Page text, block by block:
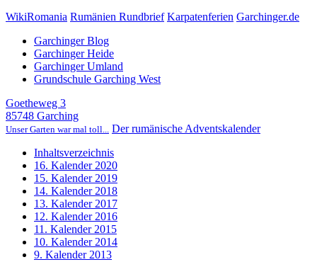
WikiRomania Rumänien Rundbrief Karpatenferien Garchinger.de
Garchinger Blog
Garchinger Heide
Garchinger Umland
Grundschule Garching West
Goetheweg 3
85748 Garching
Unser Garten war mal toll... Der rumänische Adventskalender
Inhaltsverzeichnis
16. Kalender 2020
15. Kalender 2019
14. Kalender 2018
13. Kalender 2017
12. Kalender 2016
11. Kalender 2015
10. Kalender 2014
9. Kalender 2013